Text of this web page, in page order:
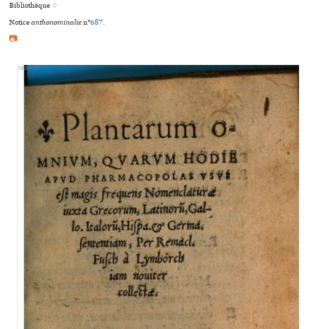
Bibliothèque ♢
Noticeanthonominalien°687.
📷